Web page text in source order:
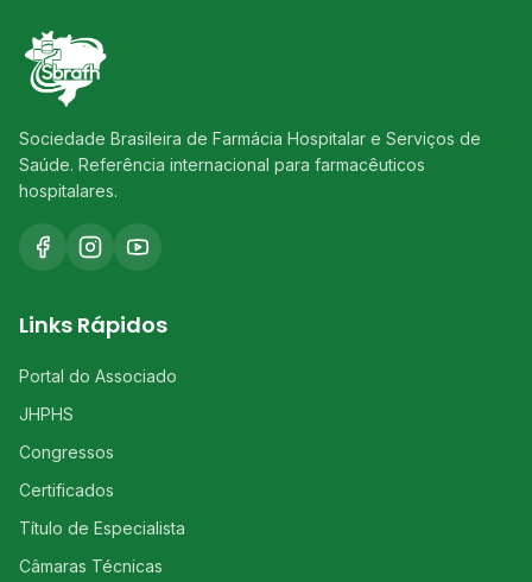
Sociedade Brasileira de Farmácia Hospitalar e Serviços de
Saúde. Referência internacional para farmacêuticos
hospitalares.
Links Rápidos
Portal do Associado
JHPHS
Congressos
Certificados
Título de Especialista
Câmaras Técnicas